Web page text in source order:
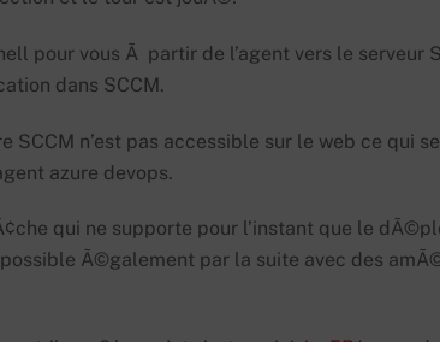
pour vous Ã partir de l’agent vers le serveur
dans SCCM.
SCCM n’est pas accessible sur le web ce qui
azure devops.
qui ne supporte pour l’instant que le
Ã©galement par la suite avec des